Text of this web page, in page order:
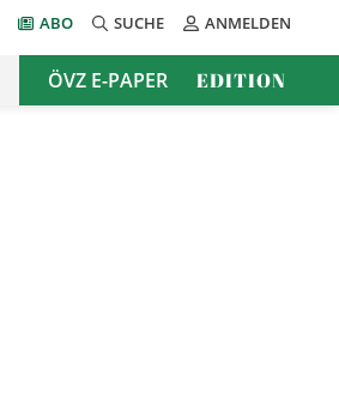
ABO SUCHE ANMELDEN
ÖVZ E-PAPER EDITION